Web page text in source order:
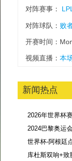
对阵赛事：
对阵球队： 败
开赛时间：
视频直播： 本
新闻热点
2026年世界杯
2024巴黎奥运
库杜斯双响+致